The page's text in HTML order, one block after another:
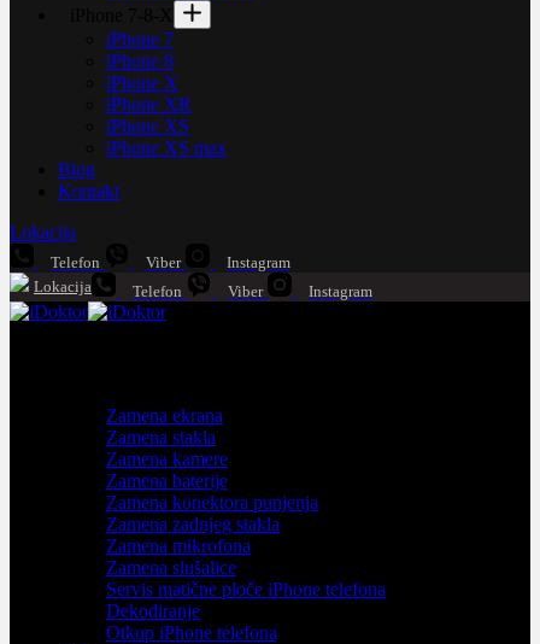
iPhone 7
iPhone 8
iPhone X
iPhone XR
iPhone XS
iPhone XS max
Blog
Kontakt
Lokacija
Telefon Viber
Instagram
Lokacija
Telefon Viber Instagram
Zamena ekrana
Zamena stakla
Zamena kamere
Zamena baterije
Zamena konektora punjenja
Zamena zadnjeg stakla
Zamena mikrofona
Zamena slušalice
Servis matične ploče iPhone telefona
Dekodiranje
Otkup iPhone telefona